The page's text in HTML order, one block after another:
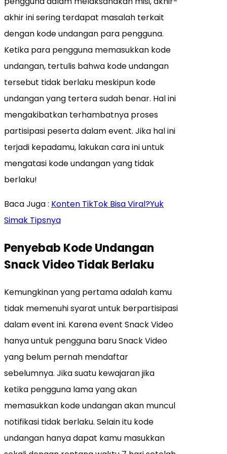
akhir ini sering terdapat masalah terkait
dengan kode undangan para pengguna.
Ketika para pengguna memasukkan kode
undangan, tertulis bahwa kode undangan
tersebut tidak berlaku meskipun kode
undangan yang tertera sudah benar. Hal ini
mengakibatkan terhambatnya proses
partisipasi peserta dalam event. Jika hal ini
terjadi kepadamu, lakukan cara ini untuk
mengatasi kode undangan yang tidak
berlaku!
Baca Juga : Konten TikTok Bisa Viral?Yuk
Simak Tipsnya
Penyebab Kode Undangan
Snack Video Tidak Berlaku
Kemungkinan yang pertama adalah kamu
tidak memenuhi syarat untuk berpartisipasi
dalam event ini. Karena event Snack Video
hanya untuk pengguna baru Snack Video
yang belum pernah mendaftar
sebelumnya. Jika suatu kewajaran jika
ketika pengguna lama yang akan
memasukkan kode undangan akan muncul
notifikasi tidak berlaku. Selain itu kode
undangan hanya dapat kamu masukkan